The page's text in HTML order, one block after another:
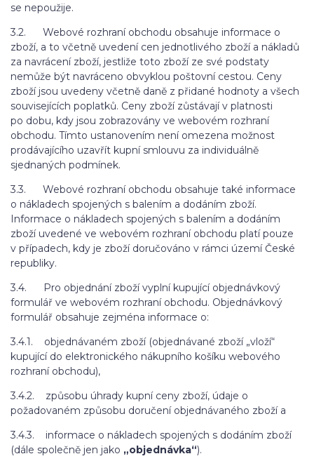
se nepoužije.
3.2. Webové rozhraní obchodu obsahuje informace o
zboží, a to včetně uvedení cen jednotlivého zboží a nákladů
za navrácení zboží, jestliže toto zboží ze své podstaty
nemůže být navráceno obvyklou poštovní cestou. Ceny
zboží jsou uvedeny včetně daně z přidané hodnoty a všech
souvisejících poplatků. Ceny zboží zůstávají v platnosti
po dobu, kdy jsou zobrazovány ve webovém rozhraní
obchodu. Tímto ustanovením není omezena možnost
prodávajícího uzavřít kupní smlouvu za individuálně
sjednaných podmínek.
3.3. Webové rozhraní obchodu obsahuje také informace
o nákladech spojených s balením a dodáním zboží.
Informace o nákladech spojených s balením a dodáním
zboží uvedené ve webovém rozhraní obchodu platí pouze
v případech, kdy je zboží doručováno v rámci území České
republiky.
3.4. Pro objednání zboží vyplní kupující objednávkový
formulář ve webovém rozhraní obchodu. Objednávkový
formulář obsahuje zejména informace o:
3.4.1. objednávaném zboží (objednávané zboží „vloží“
kupující do elektronického nákupního košíku webového
rozhraní obchodu),
3.4.2. způsobu úhrady kupní ceny zboží, údaje o
požadovaném způsobu doručení objednávaného zboží a
3.4.3. informace o nákladech spojených s dodáním zboží
(dále společně jen jako „objednávka“).